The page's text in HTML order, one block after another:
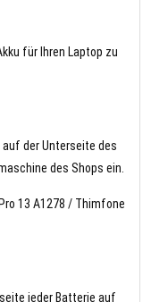
für Ihren Laptop zu
auf der Unterseite des
des Shops ein.
13 A1278 / Thimfone
jeder Batterie auf